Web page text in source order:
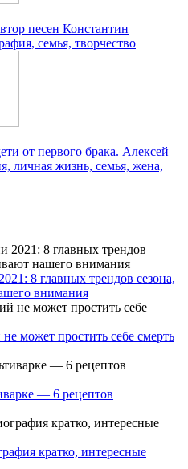
песен Константин
семья, творчество
от первого брака. Алексей
личная жизнь, семья, жена,
8 главных трендов сезона,
внимания
может простить себе смерть
— 6 рецептов
кратко, интересные